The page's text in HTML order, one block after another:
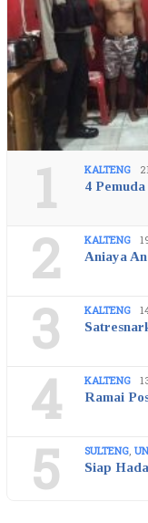
1 KALTENG
4
2 KALTENG
Aniaya
3 KALTENG
4 KALTENG
Ramai
5 SULTENG,
Siap